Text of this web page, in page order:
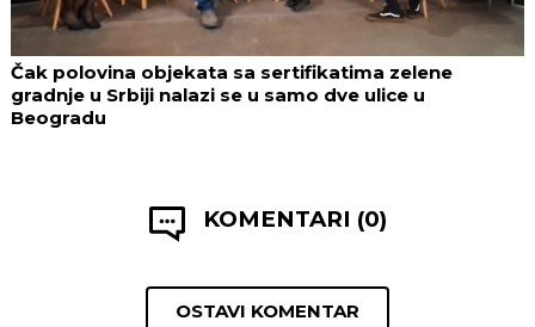
Čak polovina objekata sa sertifikatima zelene
gradnje u Srbiji nalazi se u samo dve ulice u
Beogradu
KOMENTARI (0)
OSTAVI KOMENTAR